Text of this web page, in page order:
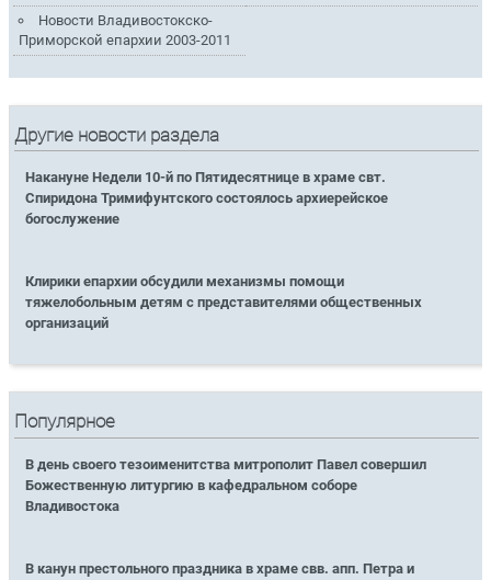
Новости Владивостокско-
Приморской епархии 2003-2011
Другие новости раздела
Накануне Недели 10-й по Пятидесятнице в храме свт.
Спиридона Тримифунтского состоялось архиерейское
богослужение
Клирики епархии обсудили механизмы помощи
тяжелобольным детям с представителями общественных
организаций
Популярное
В день своего тезоименитства митрополит Павел совершил
Божественную литургию в кафедральном соборе
Владивостока
В канун престольного праздника в храме свв. апп. Петра и